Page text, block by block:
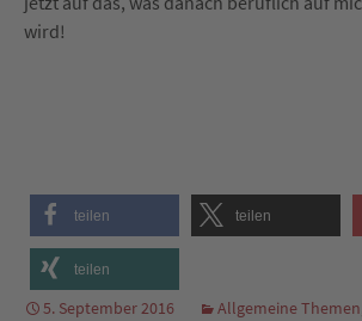
wird!
teilen teilen
teilen
5. September 2016 Allgemeine Themen